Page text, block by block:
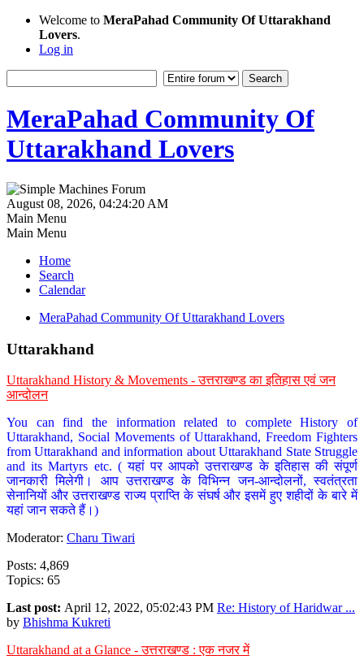
Welcome to MeraPahad Community Of Uttarakhand
Lovers.
Log in
MeraPahad Community Of
Uttarakhand Lovers
August 08, 2026, 04:24:20 AM
Main Menu
Main Menu
Home
Search
Calendar
MeraPahad Community Of Uttarakhand Lovers
Uttarakhand
Uttarakhand History & Movements - उत्तराखण्ड का इतिहास एवं जन
आन्दोलन
You can find the information related to complete History of
Uttarakhand, Social Movements of Uttarakhand, Freedom Fighters
from Uttarakhand and information about Uttarakhand State Struggle
and its Martyrs etc. ( यहां पर आपको उत्तराखण्ड के इतिहास की संपूर्ण
जानकारी मिलेगी। आप उत्तराखण्ड के विभिन्न जन-आन्दोलनों, स्वतंत्रता
सेनानियों और उत्तराखण्ड राज्य प्राप्ति के संघर्ष और इसमें हुए शहीदों के बारे में
यहां जान सकते हैं।)
Moderator: Charu Tiwari
Posts: 4,869
Topics: 65
Last post: April 12, 2022, 05:02:43 PM Re: History of Haridwar ...
by Bhishma Kukreti
Uttarakhand at a Glance - उत्तराखण्ड : एक नजर में